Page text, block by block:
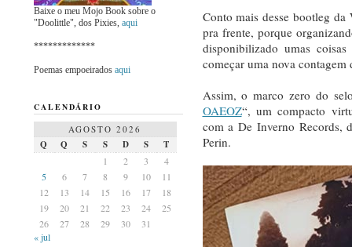
Conto mais desse bootleg
pra frente, porque
disponibilizado umas
começar uma nova contagem
Assim, o marco zero do
OAEOZ“, um compacto
com a De Inverno Records,
Perin.
Baixe o meu Mojo Book sobre o
"Doolittle", dos Pixies, aqui
*************
Poemas empoeirados aqui
CALENDÁRIO
AGOSTO 2026
Q Q S S D S
T
1
2 3
4
5
6 7 8 9 10
11
12
13 14 15 16 17
18
19
20 21 22 23 24
25
26
27 28 29 30
31
« jul